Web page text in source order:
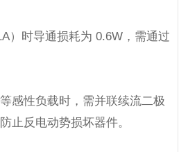
）时导通损耗为 0.6W，需通过
感性负载时，需并联续流二极
止反电动势损坏器件。